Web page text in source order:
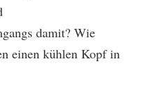
damit? Wie
einen kühlen Kopf in